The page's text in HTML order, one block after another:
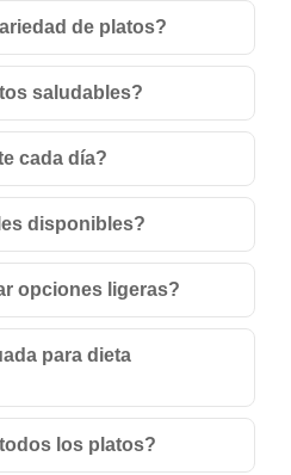
de platos?
saludables?
cada día?
disponibles?
opciones ligeras?
para dieta
los platos?